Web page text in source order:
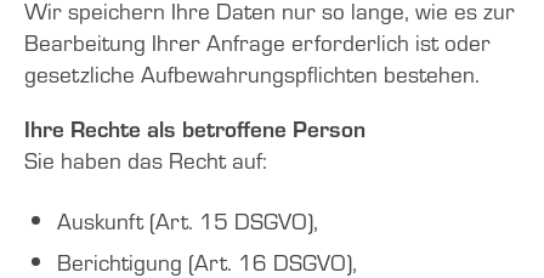
Wir speichern Ihre Daten nur so lange, wie es zur
Bearbeitung Ihrer Anfrage erforderlich ist oder
gesetzliche Aufbewahrungspflichten bestehen.
Ihre Rechte als betroffene Person
Sie haben das Recht auf:
Auskunft (Art. 15 DSGVO),
Berichtigung (Art. 16 DSGVO),